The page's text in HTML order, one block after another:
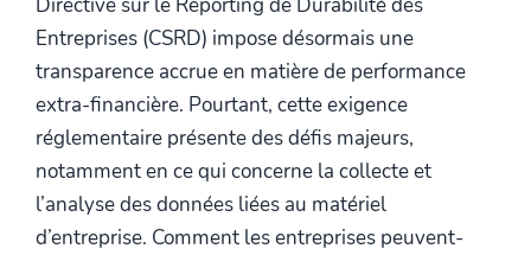
Entreprises (CSRD) impose désormais une
transparence accrue en matière de performance
extra-financière. Pourtant, cette exigence
réglementaire présente des défis majeurs,
notamment en ce qui concerne la collecte et
l’analyse des données liées au matériel
d’entreprise. Comment les entreprises peuvent-